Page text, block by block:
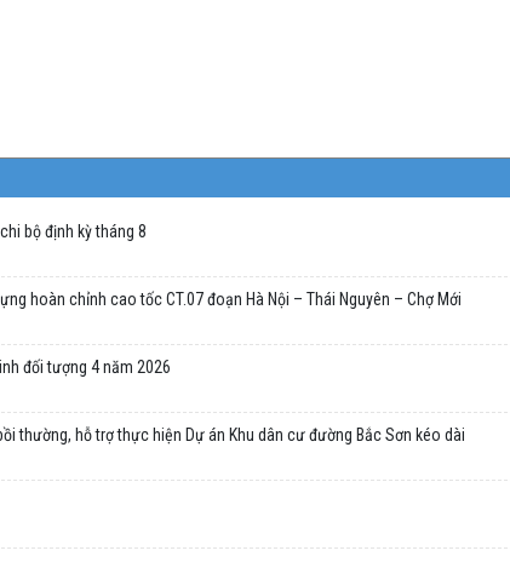
bộ định kỳ tháng 8
hoàn chỉnh cao tốc CT.07 đoạn Hà Nội – Thái Nguyên – Chợ Mới
đối tượng 4 năm 2026
thường, hỗ trợ thực hiện Dự án Khu dân cư đường Bắc Sơn kéo dài